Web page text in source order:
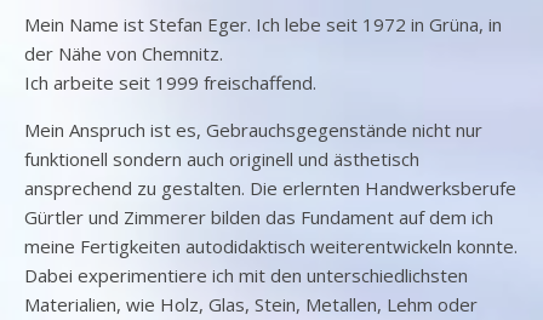
Mein Name ist Stefan Eger. Ich lebe seit 1972 in Grüna, in
der Nähe von Chemnitz.
Ich arbeite seit 1999 freischaffend.
Mein Anspruch ist es, Gebrauchsgegenstände nicht nur
funktionell sondern auch originell und ästhetisch
ansprechend zu gestalten. Die erlernten Handwerksberufe
Gürtler und Zimmerer bilden das Fundament auf dem ich
meine Fertigkeiten autodidaktisch weiterentwickeln konnte.
Dabei experimentiere ich mit den unterschiedlichsten
Materialien, wie Holz, Glas, Stein, Metallen, Lehm oder